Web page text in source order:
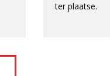
ter plaatse.